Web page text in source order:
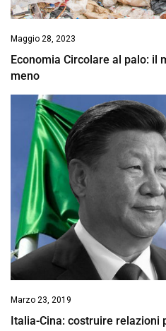
Maggio 28, 2023
Economia Circolare al palo: il
meno
Marzo 23, 2019
Italia-Cina: costruire relazioni